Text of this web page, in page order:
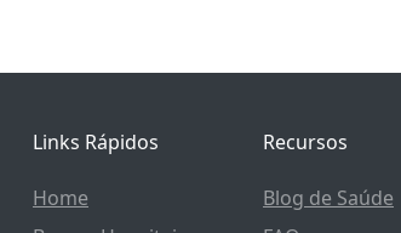
Links Rápidos
Home
Recursos
Blog de Saúde